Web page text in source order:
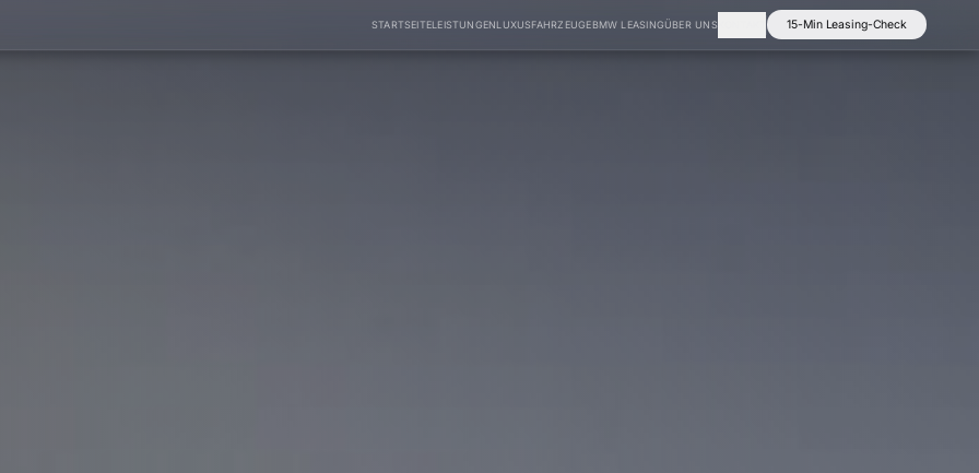
STARTSEITELEISTUNGENLUXUSFAHRZEUGEBMW LEASINGÜBER UNS 15-Min Leasing-Check